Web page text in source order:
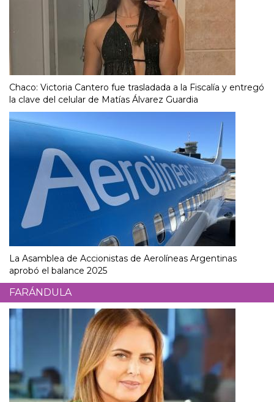
Chaco: Victoria Cantero fue trasladada a la Fiscalía y entregó
la clave del celular de Matías Álvarez Guardia
La Asamblea de Accionistas de Aerolíneas Argentinas
aprobó el balance 2025
FARÁNDULA